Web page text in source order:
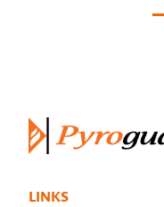
LINKS